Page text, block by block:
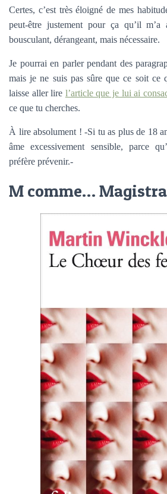
Certes, c’est très éloigné de mes
peut-être justement pour ça qu’il m’a
bousculant, dérangeant, mais nécessaire.
Je pourrai en parler pendant des
mais je ne suis pas sûre que ce soit
laisse aller lire l’article que je lui ai
ce que tu cherches.
À lire absolument ! -Si tu as plus de 18
âme excessivement sensible, parce
préfère prévenir.-
M comme…